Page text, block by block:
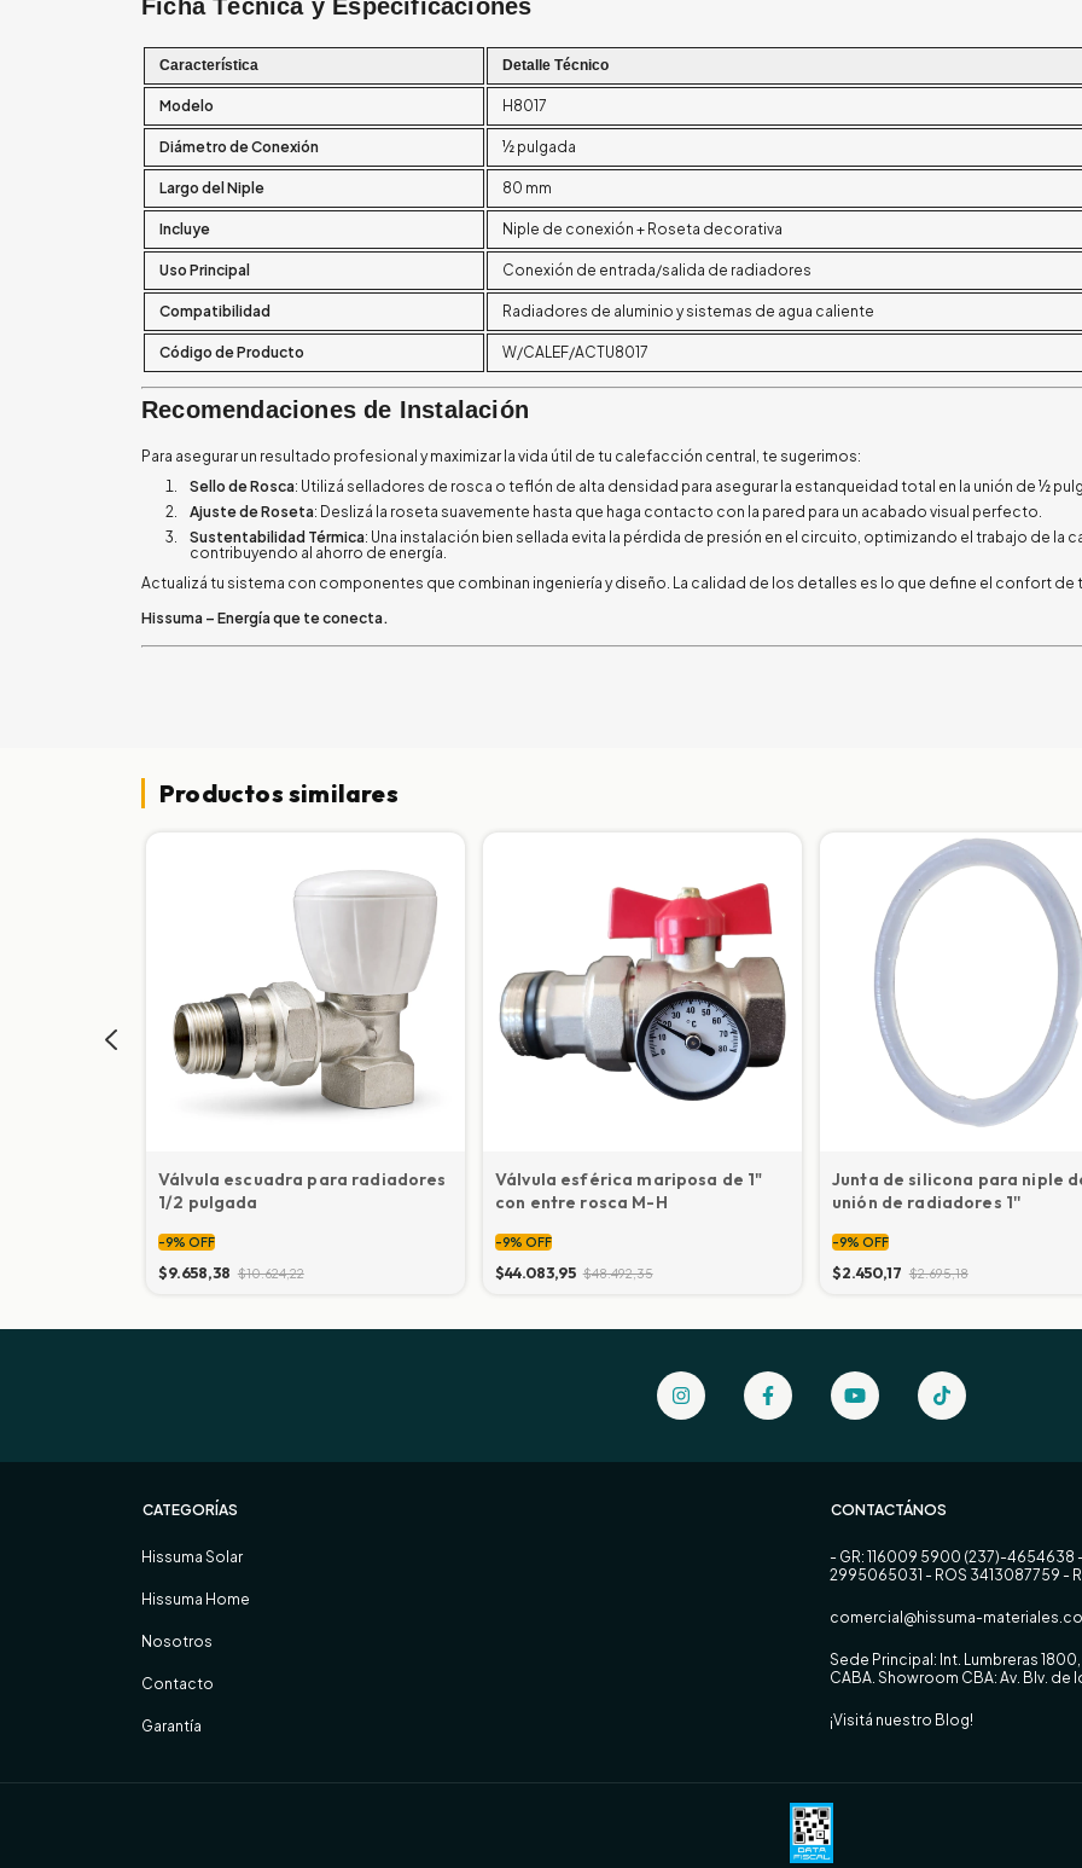
Ficha Técnica y Especificaciones
Característica Detalle Técnico
Modelo H8017
Diámetro de Conexión ½ pulgada
Largo del Niple 80 mm
Incluye Niple de conexión + Roseta decorativa
Uso Principal Conexión de entrada/salida de radiadores
Compatibilidad Radiadores de aluminio y sistemas de agua caliente
Código de Producto W/CALEF/ACTU8017
Recomendaciones de Instalación
Para asegurar un resultado profesional y maximizar la vida útil de tu calefacción central, te sugerimos:
Sello de Rosca: Utilizá selladores de rosca o teflón de alta densidad para asegurar la estanqueidad total en la unión de ½
Ajuste de Roseta: Deslizá la roseta suavemente hasta que haga contacto con la pared para un acabado visual perfecto.
Sustentabilidad Térmica: Una instalación bien sellada evita la pérdida de presión en el circuito, optimizando el trabajo de la
contribuyendo al ahorro de energía.
Actualizá tu sistema con componentes que combinan ingeniería y diseño. La calidad de los detalles es lo que define el confort de
Hissuma – Energía que te conecta.
Productos similares
Válvula escuadra para radiadores
1/2 pulgada
-9% OFF
$9.658,38 $10.624,22
Válvula esférica mariposa de 1"
con entre rosca M-H
-9% OFF
$44.083,95 $48.492,35
Junta de silicona para niple
unión de radiadores 1''
-9% OFF
$2.450,17 $2.695,18
CATEGORÍAS
Hissuma Solar
Hissuma Home
Nosotros
Contacto
Garantía
CONTACTÁNOS
- GR: 116009 5900 (237)-4654638
2995065031 - ROS 3413087759 -
comercial@hissuma-
Sede Principal: Int. Lumbreras
CABA. Showroom CBA: Av. Blv.
¡Visitá nuestro Blog!